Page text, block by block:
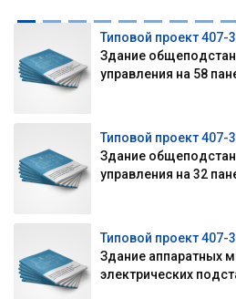
Типовой проект 407-
Здание
управления на 58
Типовой проект 407-
Здание
управления на 32
Типовой проект 407-
Здание аппаратных
электрических